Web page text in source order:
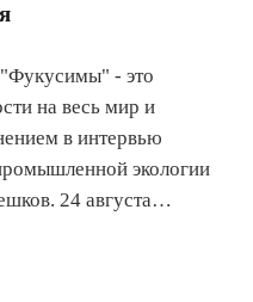
- это
на весь мир и
в интервью
экологии
24 августа…